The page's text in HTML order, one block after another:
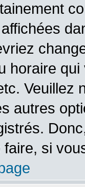
horaire
Veuillez
autres
si